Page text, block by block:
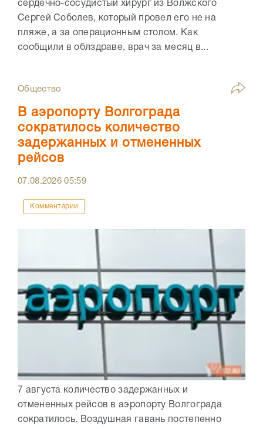
сердечно-сосудистый хирург из Волжского
Сергей Соболев, который провел его не на
пляже, а за операционным столом. Как
сообщили в облздраве, врач за месяц в...
Общество
В аэропорту Волгограда
сократилось количество
задержанных и отмененных
рейсов
07.08.202605:59
Комментарии
7 августа количество задержанных и
отмененных рейсов в аэропорту Волгограда
сократилось. Воздушная гавань постепенно